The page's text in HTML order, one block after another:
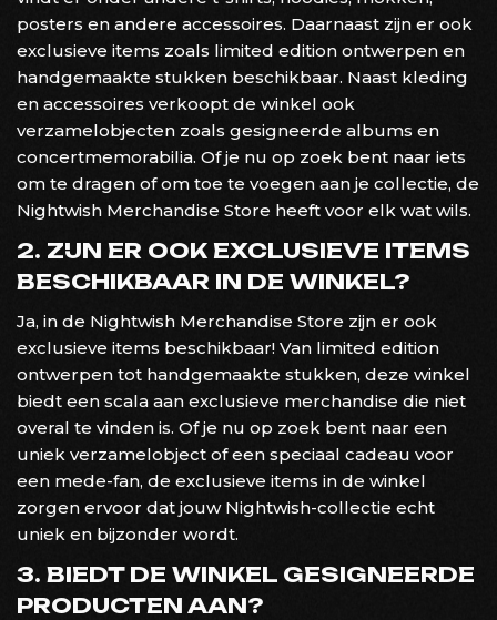
posters en andere accessoires. Daarnaast zijn er ook
exclusieve items zoals limited edition ontwerpen en
handgemaakte stukken beschikbaar. Naast kleding
en accessoires verkoopt de winkel ook
verzamelobjecten zoals gesigneerde albums en
concertmemorabilia. Of je nu op zoek bent naar iets
om te dragen of om toe te voegen aan je collectie, de
Nightwish Merchandise Store heeft voor elk wat wils.
2. ZIJN ER OOK EXCLUSIEVE ITEMS
BESCHIKBAAR IN DE WINKEL?
Ja, in de Nightwish Merchandise Store zijn er ook
exclusieve items beschikbaar! Van limited edition
ontwerpen tot handgemaakte stukken, deze winkel
biedt een scala aan exclusieve merchandise die niet
overal te vinden is. Of je nu op zoek bent naar een
uniek verzamelobject of een speciaal cadeau voor
een mede-fan, de exclusieve items in de winkel
zorgen ervoor dat jouw Nightwish-collectie echt
uniek en bijzonder wordt.
3. BIEDT DE WINKEL GESIGNEERDE
PRODUCTEN AAN?